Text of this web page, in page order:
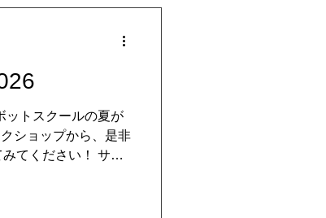
のパーツと工具を使
」と問い、何度も手
澄まし、最後まで
自己肯定感こそが、
です。 ロボット作
て、子
ットスクールの夏が
ショップから、是非
てください！ サマ